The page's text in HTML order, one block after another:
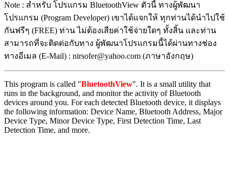
Note : สำหรับ โปรแกรม BluetoothView ตัวนี้ ทางผู้พัฒนา
โปรแกรม (Program Developer) เขาได้แจกให้ ทุกท่านได้นำไปใช้
กันฟรีๆ (FREE) ท่าน ไม่ต้องเสียค่าใช้จ่ายใดๆ ทั้งสิ้น และท่าน
สามารถที่จะติดต่อกับทาง ผู้พัฒนาโปรแกรมนี้ได้ผ่านทางช่อง
ทางอีเมล (E-Mail) : nirsofer@yahoo.com (ภาษาอังกฤษ)
This program is called "BluetoothView". It is a small utility that
runs in the background, and monitor the activity of Bluetooth
devices around you. For each detected Bluetooth device, it displays
the following information: Device Name, Bluetooth Address, Major
Device Type, Minor Device Type, First Detection Time, Last
Detection Time, and more.